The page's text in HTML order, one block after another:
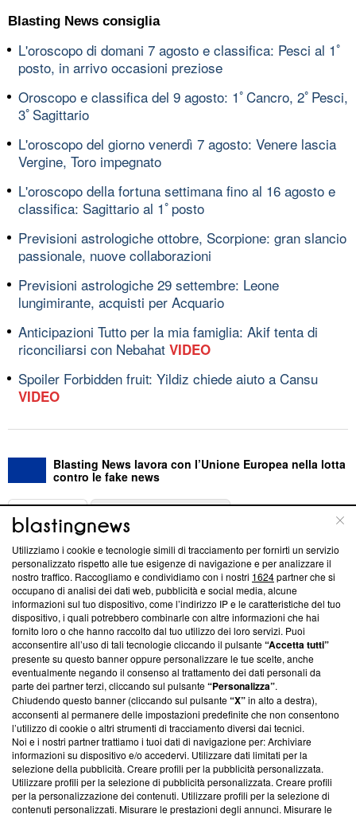
Blasting News consiglia
L'oroscopo di domani 7 agosto e classifica: Pesci al 1ﾟ
posto, in arrivo occasioni preziose
Oroscopo e classifica del 9 agosto: 1ﾟCancro, 2ﾟPesci,
3ﾟSagittario
L'oroscopo del giorno venerdì 7 agosto: Venere lascia
Vergine, Toro impegnato
L'oroscopo della fortuna settimana fino al 16 agosto e
classifica: Sagittario al 1ﾟposto
Previsioni astrologiche ottobre, Scorpione: gran slancio
passionale, nuove collaborazioni
Previsioni astrologiche 29 settembre: Leone
lungimirante, acquisti per Acquario
Anticipazioni Tutto per la mia famiglia: Akif tenta di
riconciliarsi con Nebahat VIDEO
Spoiler Forbidden fruit: Yildiz chiede aiuto a Cansu
VIDEO
Blasting News lavora con l’Unione Europea nella lotta
contro le fake news
ABOUT
Questa sezione offre informazioni trasparenti su Blasting
News, sui nostri processi editoriali e su come ci impegniamo a
creare news di qualità. Inoltre, afferma la nostra aderenza a
‘Trust Project - News with Integrity’Blasting News non è
ancora membro del programma, ma ha richiesto di farne
parte; Trust Project non ha ancora effettuato una verifica di
conformità agli standard.
Su di noi
Team editoriale
Corporate
Redazione
Informativa Privacy
Utilizziamo i cookie e tecnologie simili di tracciamento per fornirti un servizio
personalizzato rispetto alle tue esigenze di navigazione e per analizzare il
nostro traffico. Raccogliamo e condividiamo con i nostri 1624partner che si
occupano di analisi dei dati web, pubblicità e social media, alcune
informazioni sul tuo dispositivo, come l’indirizzo IP e le caratteristiche del tuo
dispositivo, i quali potrebbero combinarle con altre informazioni che hai
fornito loro o che hanno raccolto dal tuo utilizzo dei loro servizi. Puoi
acconsentire all’uso di tali tecnologie cliccando il pulsante“Accetta tutti”
presente su questo banner oppure personalizzare le tue scelte, anche
eventualmente negando il consenso al trattamento dei dati personali da
parte dei partner terzi, cliccando sul pulsante“Personalizza”.
Chiudendo questo banner (cliccando sul pulsante“X”in alto a destra),
acconsenti al permanere delle impostazioni predefinite che non consentono
l’utilizzo di cookie o altri strumenti di tracciamento diversi dai tecnici.
Noi e i nostri partner trattiamo i tuoi dati di navigazione per: Archiviare
informazioni su dispositivo e/o accedervi. Utilizzare dati limitati per la
selezione della pubblicità. Creare profili per la pubblicità personalizzata.
Utilizzare profili per la selezione di pubblicità personalizzata. Creare profili
per la personalizzazione dei contenuti. Utilizzare profili per la selezione di
contenuti personalizzati. Misurare le prestazioni degli annunci. Misurare le